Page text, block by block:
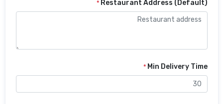
Restaurant
*
Min
*